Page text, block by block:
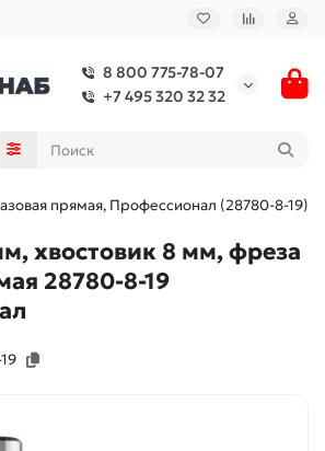
8 800 775-78-07
+7 495 320 32 32
прямая, Профессионал (28780-8-19)
хвостовик 8 мм, фреза
28780-8-19